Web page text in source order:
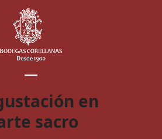
Open
mobile
Close
mobile
en
sacro